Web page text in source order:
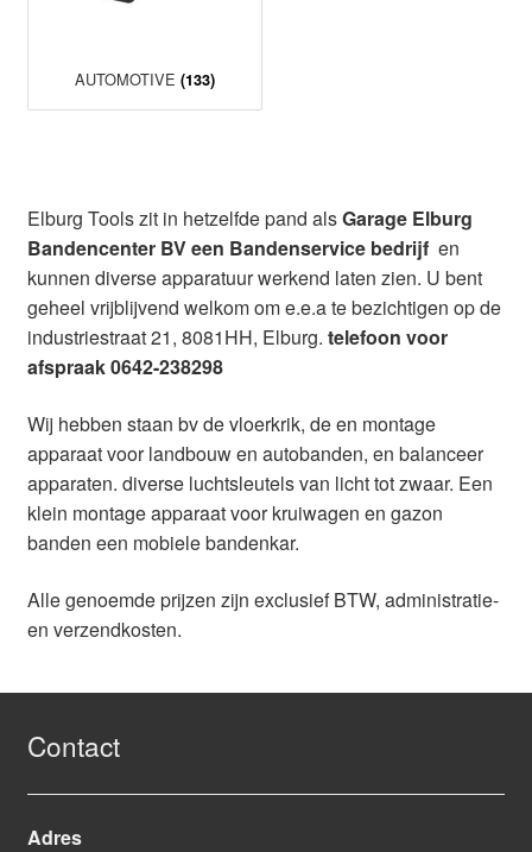
AUTOMOTIVE (133)
Elburg Tools zit in hetzelfde pand alsGarage Elburg
Bandencenter BV een Bandenservice bedrijf en
kunnen diverse apparatuur werkend laten zien. U bent
geheel vrijblijvend welkom om e.e.a te bezichtigen op de
industriestraat 21, 8081HH, Elburg. telefoon voor
afspraak 0642-238298
Wij hebben staan bv de vloerkrik, de en montage
apparaat voor landbouw en autobanden, en balanceer
apparaten. diverse luchtsleutels van licht tot zwaar. Een
klein montage apparaat voor kruiwagen en gazon
banden een mobiele bandenkar.
Alle genoemde prijzen zijn exclusief BTW, administratie-
en verzendkosten.
Contact
Adres